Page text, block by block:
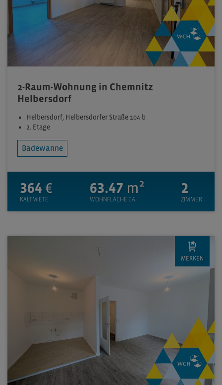
2-Raum-Wohnung in Chemnitz
Helbersdorf
Helbersdorf, Helbersdorfer Straße 104 b
2. Etage
Badewanne
364 €
KALTMIETE
63.47 m²
WOHNFLÄCHE CA.
2
ZIMMER
MERKEN